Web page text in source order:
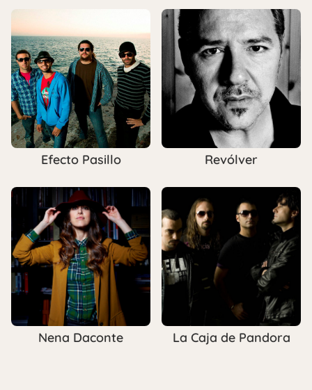
Efecto Pasillo Revólver
Nena Daconte La Caja de Pandora